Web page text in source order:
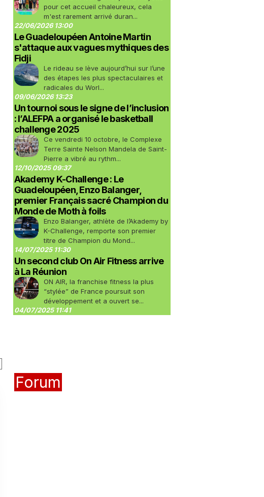
pour cet accueil chaleureux, cela
m'est rarement arrivé duran...
22/06/2026 13:00
Le Guadeloupéen Antoine Martin
s'attaque aux vagues mythiques des
Fidji
Le rideau se lève aujourd’hui sur l’une
des étapes les plus spectaculaires et
radicales du Worl...
09/06/2026 13:23
Un tournoi sous le signe de l’inclusion
: l’ALEFPA a organisé le basketball
challenge 2025
Ce vendredi 10 octobre, le Complexe
Terre Sainte Nelson Mandela de Saint-
Pierre a vibré au rythm...
12/10/2025 09:37
Akademy K-Challenge : Le
Guadeloupéen, Enzo Balanger,
premier Français sacré Champion du
Monde de Moth à foils
Enzo Balanger, athlète de l’Akademy by
K-Challenge, remporte son premier
titre de Champion du Mond...
14/07/2025 11:30
Un second club On Air Fitness arrive
à La Réunion
ON AIR, la franchise fitness la plus
“stylée” de France poursuit son
développement et a ouvert se...
04/07/2025 11:41
Forum